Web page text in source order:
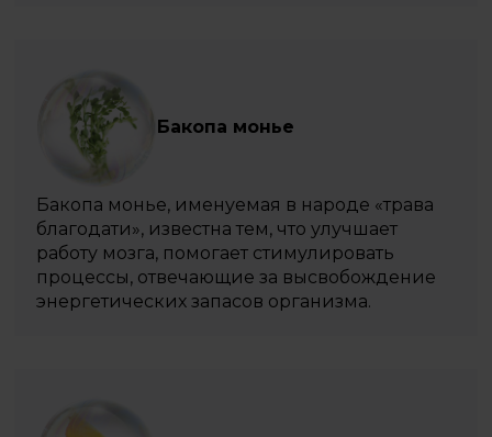
Бакопа монье
Бакопа монье, именуемая в народе «трава
благодати», известна тем, что улучшает
работу мозга, помогает стимулировать
процессы, отвечающие за высвобождение
энергетических запасов организма.